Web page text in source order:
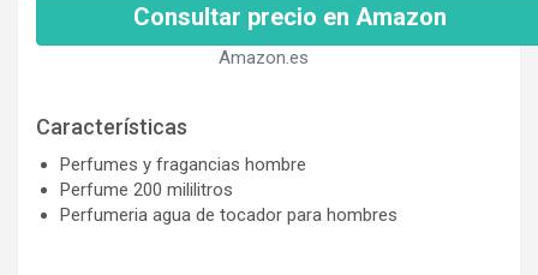
Consultar precio en Amazon
Amazon.es
Características
Perfumes y fragancias hombre
Perfume 200 mililitros
Perfumeria agua de tocador para hombres